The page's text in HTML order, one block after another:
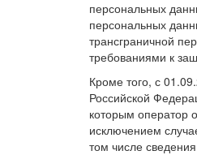
персональных
персональных
трансграничной
требованиями к
Кроме того, с
Российской
которым оператор
исключением
том числе